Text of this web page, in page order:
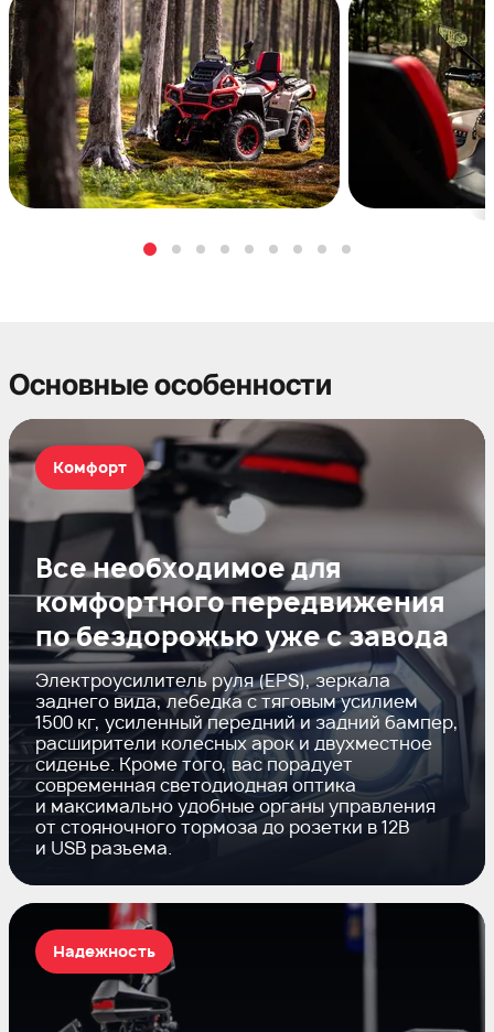
Основные особенности
Все необходимое для
комфортного передвижения
по бездорожью уже с завода
Электроусилитель руля (EPS), зеркала
заднего вида, лебедка с тяговым усилием
1500 кг, усиленный передний и задний бампер,
расширители колесных арок и двухместное
сиденье. Кроме того, вас порадует
современная светодиодная оптика
и максимально удобные органы управления
от стояночного тормоза до розетки в 12В
и USB разъема.
Комфорт
Надежность